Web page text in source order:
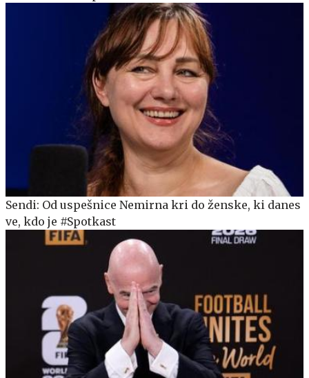
Sendi: Od uspešnice Nemirna kri do ženske, ki danes
ve, kdo je #Spotkast